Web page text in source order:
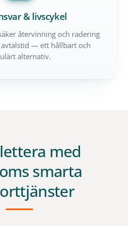
& livscykel
återvinning och radering
— ett hållbart och
alternativ.
med
smarta